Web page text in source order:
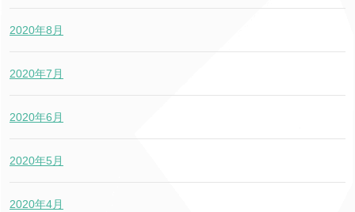
2020年8月
2020年7月
2020年6月
2020年5月
2020年4月